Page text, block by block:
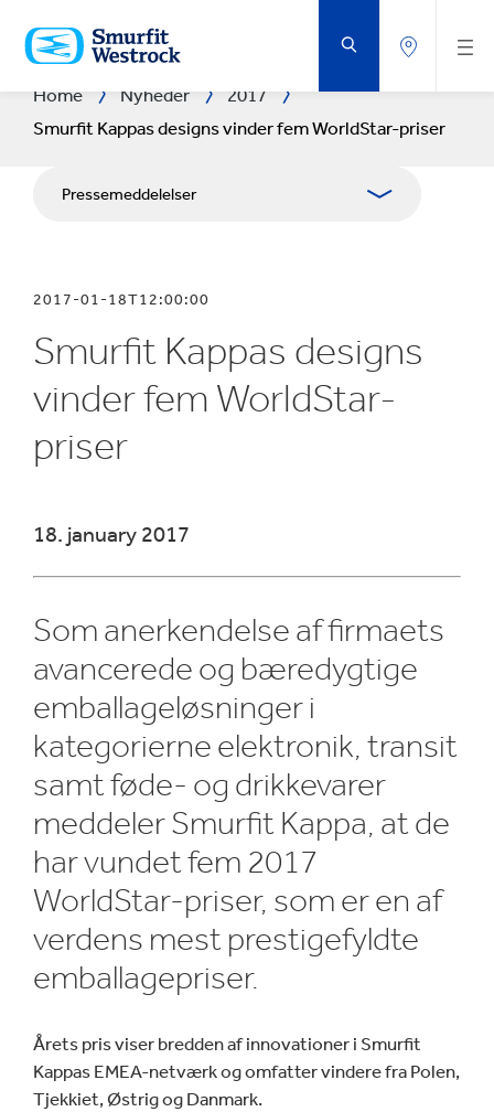
DIREKTE
TIL
HOVEDINDHOLDET
Home Nyheder
2017
Smurfit Kappas designs vinder fem WorldStar-priser
Pressemeddelelser
Medieressourcer
Blog
2017-01-18T12:00:00
Smurfit Kappas designs
vinder fem WorldStar-
priser
​18. january 2017
Som anerkendelse af firmaets
avancerede og bæredygtige
emballageløsninger i
kategorierne elektronik, transit
samt føde- og drikkevarer
meddeler Smurfit Kappa, at de
har vundet fem 2017
WorldStar-priser, som er en af
verdens mest prestigefyldte
emballagepriser.
Årets pris viser bredden af innovationer i Smurfit
Kappas EMEA-netværk og omfatter vindere fra Polen,
Tjekkiet, Østrig og Danmark.